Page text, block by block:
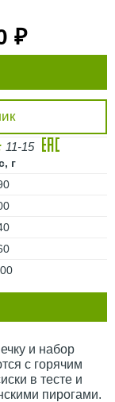
₽
11-15
г
и набор
с горячим
в тесте и
пирогами.